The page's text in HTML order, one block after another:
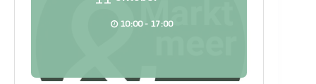
10:00 - 17:00